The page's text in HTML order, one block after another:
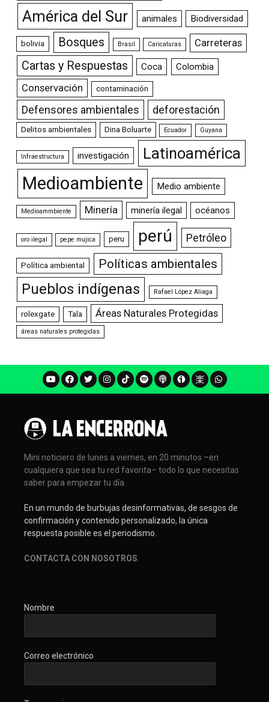
América del Sur animales Biodiversidad
bolivia Bosques Brasil Caricaturas Carreteras
Cartas y Respuestas Coca Colombia
Conservación contaminación
Defensores ambientales deforestación
Delitos ambientales Dina Boluarte Ecuador Guyana
Infraestructura investigación Latinoamérica
Medioambiente Medio ambiente
Medioammbiente Minería minería ilegal océanos
oro ilegal pepe mujica peru perú Petróleo
Política ambiental Políticas ambientales
Pueblos indígenas Rafael López Aliaga
rolexgate Tala Áreas Naturales Protegidas
áreas naturales protegidas
Mini noticiero de lunes a viernes, en 20 minutos –en
cualquiera que sea tu red favorita– todo lo que necesitas
saber para empezar tu día.
En un mundo de burbujas desinformativas, de sesgos de
confirmación y contenido personalizado, la única
respuesta posible es el periodismo.
CONTACTA CON NOSOTROS
Nombre
Correo electrónico